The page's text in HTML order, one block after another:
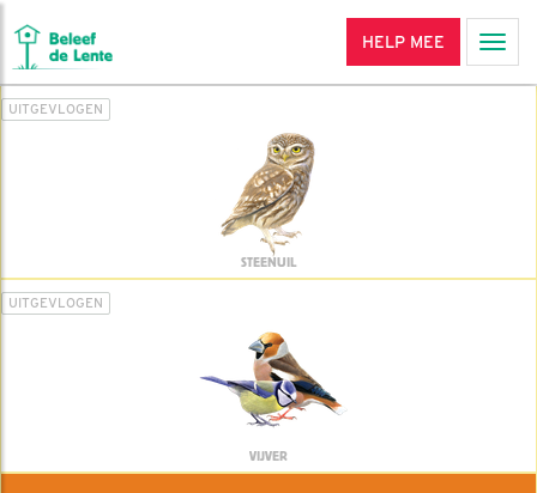
HELP MEE
UITGEVLOGEN
STEENUIL
UITGEVLOGEN
VIJVER